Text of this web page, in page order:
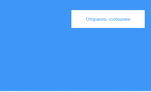
Отправить сообщение